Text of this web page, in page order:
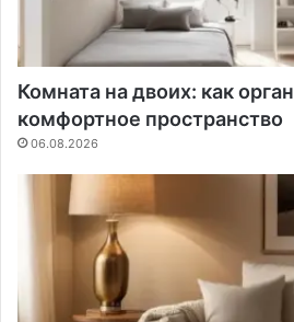
Комната на двоих: как
комфортное пространство
06.08.2026